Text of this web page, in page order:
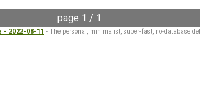
page 1 / 1
2022-08-11 - The personal, minimalist, super-fast, no-database